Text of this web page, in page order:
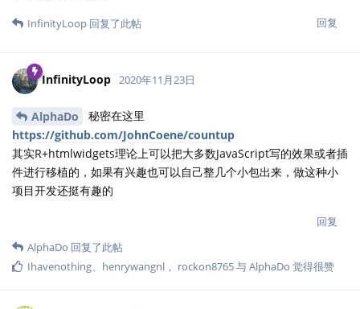
回复
InfinityLoop 回复了此帖
InfinityLoop 2020年11月23日
AlphaDo
秘密在这里
https://github.com/JohnCoene/countup
其实R+htmlwidgets理论上可以把大多数JavaScript写的效果或者插
件进行移植的，如果有兴趣也可以自己整几个小包出来，做这种小
项目开发还挺有趣的
回复
AlphaDo 回复了此帖
Ihavenothing、 henrywangnl ， rockon8765与AlphaDo 觉得很赞